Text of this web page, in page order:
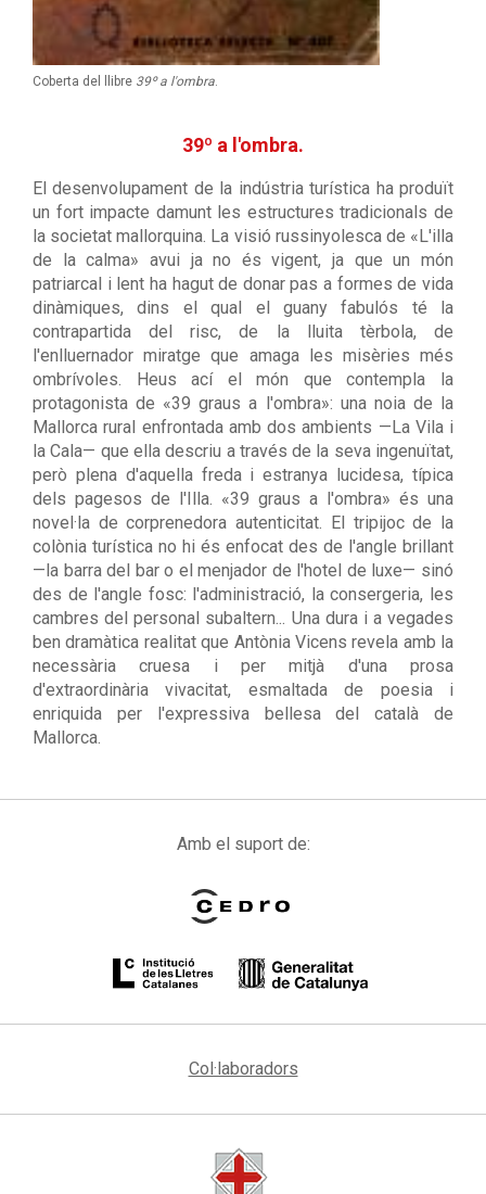
Coberta del llibre 39º a l'ombra.
39º a l'ombra.
El desenvolupament de la indústria turística ha produït
un fort impacte damunt les estructures tradicionals de
la societat mallorquina. La visió russinyolesca de «L'illa
de la calma» avui ja no és vigent, ja que un món
patriarcal i lent ha hagut de donar pas a formes de vida
dinàmiques, dins el qual el guany fabulós té la
contrapartida del risc, de la lluita tèrbola, de
l'enlluernador miratge que amaga les misèries més
ombrívoles. Heus ací el món que contempla la
protagonista de «39 graus a l'ombra»: una noia de la
Mallorca rural enfrontada amb dos ambients —La Vila i
la Cala— que ella descriu a través de la seva ingenuïtat,
però plena d'aquella freda i estranya lucidesa, típica
dels pagesos de l'Illa. «39 graus a l'ombra» és una
novel·la de corprenedora autenticitat. El tripijoc de la
colònia turística no hi és enfocat des de l'angle brillant
—la barra del bar o el menjador de l'hotel de luxe— sinó
des de l'angle fosc: l'administració, la consergeria, les
cambres del personal subaltern... Una dura i a vegades
ben dramàtica realitat que Antònia Vicens revela amb la
necessària cruesa i per mitjà d'una prosa
d'extraordinària vivacitat, esmaltada de poesia i
enriquida per l'expressiva bellesa del català de
Mallorca.
Amb el suport de:
Col·laboradors